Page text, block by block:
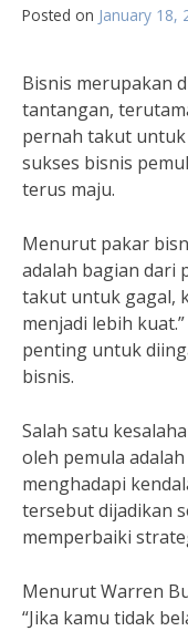
Posted on January 18,
Bisnis merupakan
tantangan,
pernah takut untuk
sukses bisnis
terus maju.
Menurut pakar
adalah bagian dari
takut untuk gagal,
menjadi lebih
penting untuk
bisnis.
Salah satu
oleh pemula
menghadapi
tersebut dijadikan
memperbaiki
Menurut Warren
“Jika kamu tidak